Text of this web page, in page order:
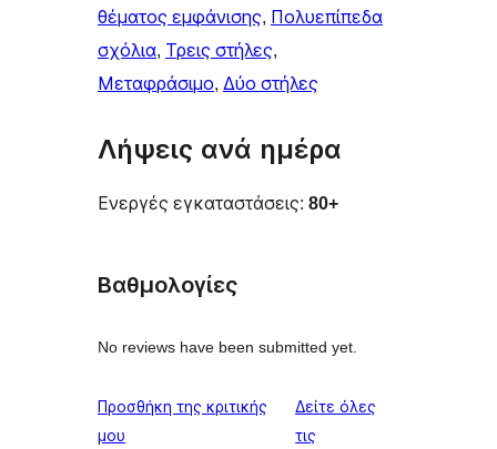
θέματος εμφάνισης, Πολυεπίπεδα
σχόλια, Τρεις στήλες
Μεταφράσιμο, Δύο στήλες
Λήψεις ανά ημέρα
Ενεργές εγκαταστάσεις: 80+
Βαθμολογίες
No reviews have been submitted yet.
Προσθήκη της κριτικής
μου
Δείτε όλες
τις